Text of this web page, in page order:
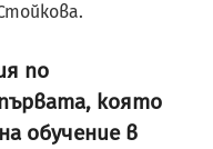
по
която
обучение в